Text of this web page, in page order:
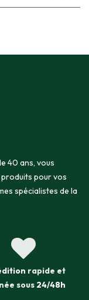
40 ans, vous
pour vos
spécialistes de la
rapide et
sous 24/48h